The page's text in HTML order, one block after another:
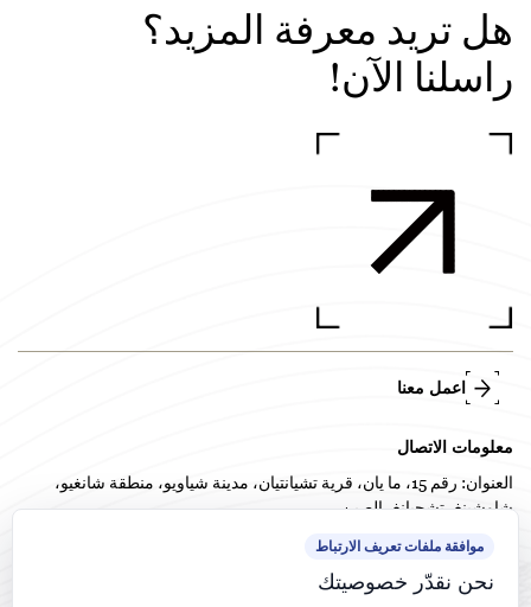
هل تريد معرفة المزيد؟
راسلنا الآن!
اعمل معنا
معلومات الاتصال
العنوان: رقم 15، ما يان، قرية تشيانتيان، مدينة شياويو، منطقة شانغيو،
شاوشينغ، تشجيانغ، الصين
الهاتف:+86-138 5858 4714
البريد الإلكتروني:frankw1117@qq.com
موافقة ملفات تعريف الارتباط
نحن نقدّر خصوصيتك